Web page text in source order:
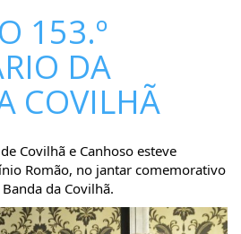
153.º
DA
COVILHÃ
Covilhã e Canhoso esteve
Romão, no jantar comemorativo
da Covilhã.